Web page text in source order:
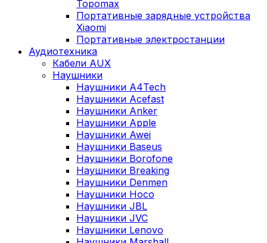
Topomax
Портативные зарядные устройства
Xiaomi
Портативные электростанции
Аудиотехника
Кабели AUX
Наушники
Наушники A4Tech
Наушники Acefast
Наушники Anker
Наушники Apple
Наушники Awei
Наушники Baseus
Наушники Borofone
Наушники Breaking
Наушники Denmen
Наушники Hoco
Наушники JBL
Наушники JVC
Наушники Lenovo